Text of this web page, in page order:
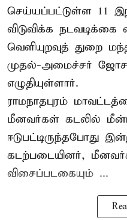
செய்யப்பட்டுள்ள 11
விடுவிக்க நடவடிக்கை
வெளியுறவுத் துறை
முதல்-அமைச்சர்
எழுதியுள்ளார்.
ராமநாதபுரம்
மீனவர்கள் கடலில்
ஈடுபட்டிருந்தபோது
கடற்படையினர்,
விசைப்படகையும் ...